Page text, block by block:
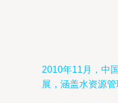
2010年11月，中
展，涵盖水资源